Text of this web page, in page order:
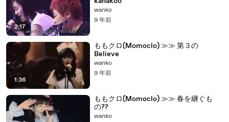
2:17
wanko
9 年前
1:36
ももクロ(Momoclo) ≫≫ 第３の
Believe
wanko
9 年前
ももクロ(Momoclo) ≫≫ 春を継ぐも
の??
wanko